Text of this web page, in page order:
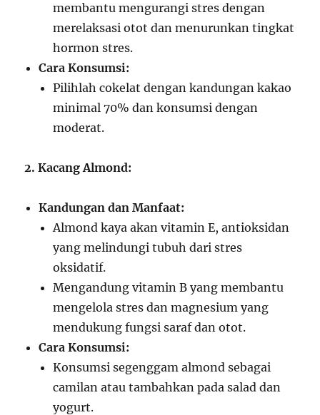
membantu mengurangi stres dengan
merelaksasi otot dan menurunkan tingkat
hormon stres.
Cara Konsumsi:
Pilihlah cokelat dengan kandungan kakao
minimal 70% dan konsumsi dengan
moderat.
2. Kacang Almond:
Kandungan dan Manfaat:
Almond kaya akan vitamin E, antioksidan
yang melindungi tubuh dari stres
oksidatif.
Mengandung vitamin B yang membantu
mengelola stres dan magnesium yang
mendukung fungsi saraf dan otot.
Cara Konsumsi:
Konsumsi segenggam almond sebagai
camilan atau tambahkan pada salad dan
yogurt.